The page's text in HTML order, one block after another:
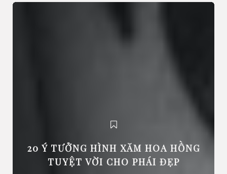
20 Ý TƯỞNG HÌNH XĂM HOA HỒNG
TUYỆT VỜI CHO PHÁI ĐẸP